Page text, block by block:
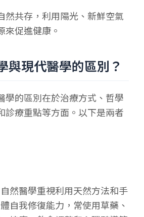
然共存，利用陽光、新鮮空氣
來促進健康。
與現代醫學的區別？
學的區別在於治療方式、哲學
診療重點等方面。以下是兩者
然醫學重視利用天然方法和手
自我修復能力，常使用草藥、